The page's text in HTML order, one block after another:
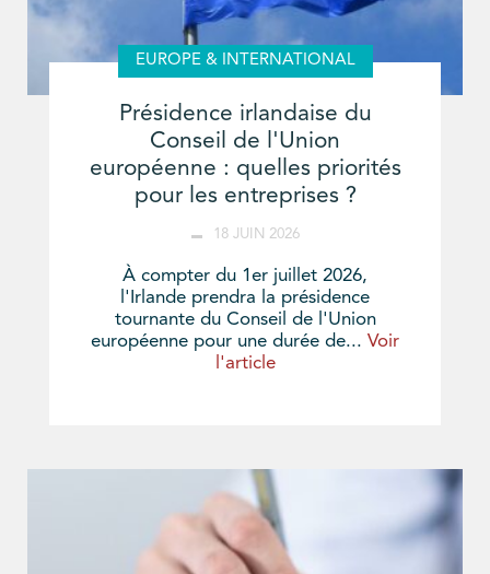
EUROPE & INTERNATIONAL
Présidence irlandaise du
Conseil de l'Union
européenne : quelles priorités
pour les entreprises ?
18 JUIN 2026
À compter du 1er juillet 2026,
l'Irlande prendra la présidence
tournante du Conseil de l'Union
européenne pour une durée de... Voir
l'article